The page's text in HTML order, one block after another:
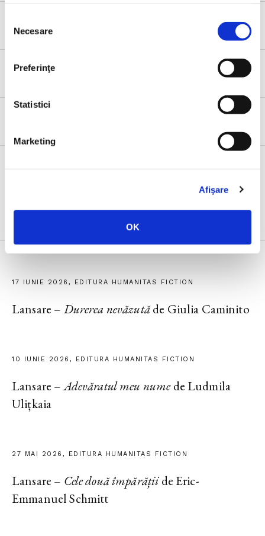
consimțământului
Necesare
Preferinţe
Statistici
Marketing
Afişare
OK
X
Y
Evenimente
17 IUNIE 2026, EDITURA HUMANITAS FICTION
Lansare – Durerea nevăzutăde Giulia Caminito
10 IUNIE 2026, EDITURA HUMANITAS FICTION
Lansare –Adevăratul meu numede Ludmila
Ulițkaia
27 MAI 2026, EDITURA HUMANITAS FICTION
Lansare – Cele două împărățiide Eric-
Emmanuel Schmitt